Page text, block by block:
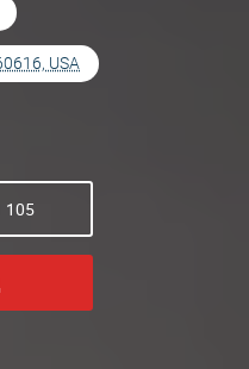
USA
105